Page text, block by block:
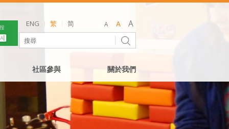
ENG 繁 简
社區參與 關於我們